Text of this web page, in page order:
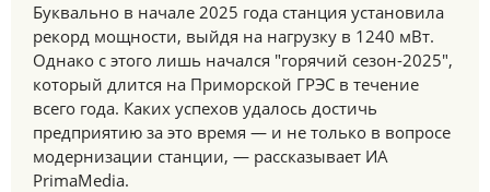
Буквально в начале 2025 года станция установила
рекорд мощности, выйдя на нагрузку в 1240 мВт.
Однако с этого лишь начался "горячий сезон-2025",
который длится на Приморской ГРЭС в течение
всего года. Каких успехов удалось достичь
предприятию за это время — и не только в вопросе
модернизации станции, — рассказывает ИА
PrimaMedia.